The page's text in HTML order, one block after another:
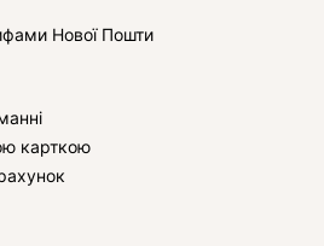
Нової Пошти
карткою